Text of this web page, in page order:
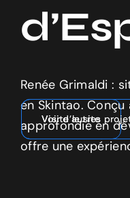
Renée Grimaldi :
en Skintao.
approfondie en
offre une
Visite le site
Voir d’autres